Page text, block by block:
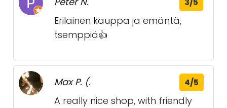
Erilainen kauppa ja emäntä,
tsemppiä👍
Max P. (. 4/5
A really nice shop, with friendly